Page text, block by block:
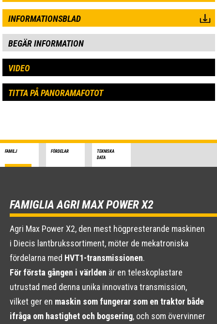
INFORMATIONSBLAD
BEGÄR INFORMATION
VIDEO
TITTA PÅ PANORAMAFOTOT
FAMILJ FÖRDELAR
TEKNISKA
DATA
FAMIGLIA AGRI MAX POWER X2
Agri Max Power X2, den mest högpresterande maskinen
i Diecis lantbrukssortiment, möter de mekatroniska
fördelarna med HVT1-transmissionen.
För första gången i världen är en teleskoplastare
utrustad med denna unika innovativa transmission,
vilket ger en maskin som fungerar som en traktor både
ifråga om hastighet och bogsering, och som övervinner